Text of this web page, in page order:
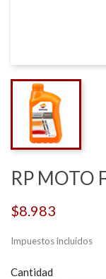
RP MOTO
$8.983
Impuestos incluidos
Cantidad